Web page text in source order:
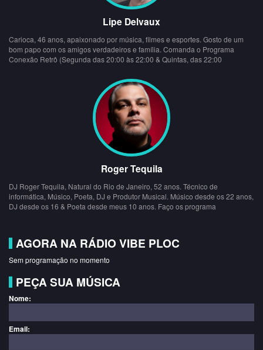
Lipe Delvaux
Carioca, 46 anos, apaixonado por música, filmes e esportes. Gosto de um
bom papo com os amigos verdadeiros e família. Comanda o Programa
Conexão Retrô (Segunda das 20:00 às 22:00 & Quintas, das 22:00
Roger Tequila
DJ Roger Tequila, Natural do Rio de Janeiro, 52 anos. Técnico de
informática, Músico, Poeta, DJ e Produtor Musical. Músico desde os 22 anos,
DJ desde os 16 & Poeta desde meus 10 anos. Faço os programa
AGORA NA RÁDIO VIBE PLOC
Sem programação no momento
PEÇA SUA MÚSICA
Nome:
Email: